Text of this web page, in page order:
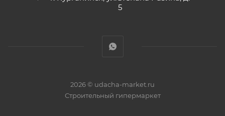
5
2026 © udacha-market.ru
Строительный гипермаркет